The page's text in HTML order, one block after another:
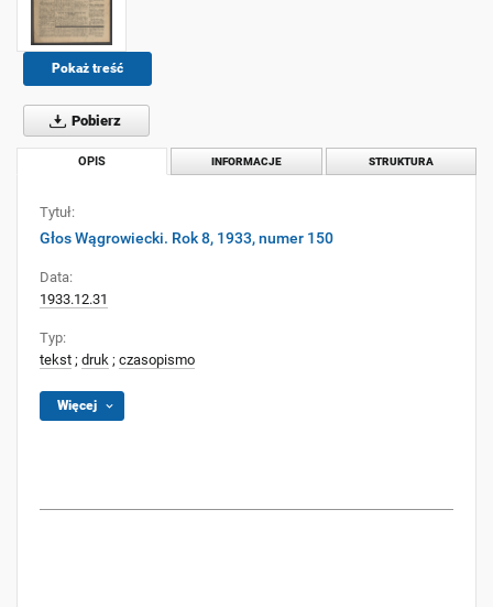
Pokaż treść
Pobierz
OPIS INFORMACJE STRUKTURA
Tytuł:
Głos Wągrowiecki. Rok 8, 1933, numer 150
Data:
1933.12.31
Typ:
tekst ; druk ; czasopismo
Więcej